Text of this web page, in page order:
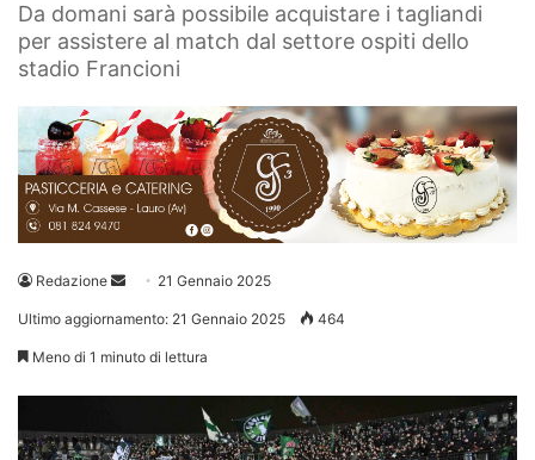
Da domani sarà possibile acquistare i tagliandi
per assistere al match dal settore ospiti dello
stadio Francioni
Redazione
Invia 21 Gennaio 2025
Ultimo aggiornamento: 21 Gennaio 2025 464
Meno di 1 minuto di lettura